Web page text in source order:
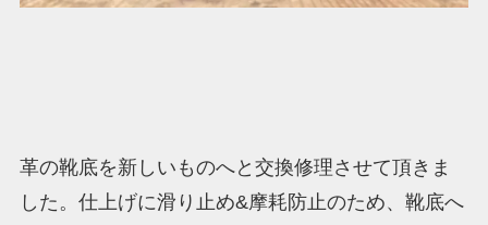
革の靴底を新しいものへと交換修理させて頂きま
した。仕上げに滑り止め&摩耗防止のため、靴底へ